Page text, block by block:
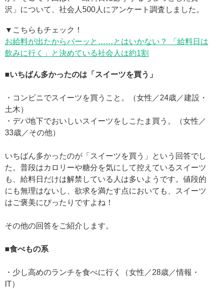
沢」について、社会人500人にアンケート調査しました。
▼こちらもチェック！
お給料が出たからパーッと……とはいかない？ 「給料日は
飲みに行く」と決めている社会人は約1割
■いちばん多かったのは「スイーツを買う」
・コンビニでスイーツを買うこと。（女性／24歳／建設・
土木）
・デパ地下でおいしいスイーツをしこたま買う。（女性／
33歳／その他）
いちばん多かったのが「スイーツを買う」という回答でし
た。普段はカロリーや糖分を気にして控えているスイーツ
も、給料日だけは解禁している人は多いようです。値段的
にも無理はないし、欲求を満たす点においても、スイーツ
はご褒美にぴったりですよね！
その他の回答をご紹介します。
■食べもの系
・少し高めのランチを食べに行く（女性／28歳／情報・
IT）